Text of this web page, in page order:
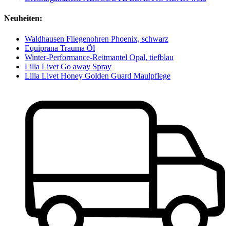
Neuheiten:
Waldhausen Fliegenohren Phoenix, schwarz
Equiprana Trauma Öl
Winter-Performance-Reitmantel Opal, tiefblau
Lilla Livet Go away Spray
Lilla Livet Honey Golden Guard Maulpflege